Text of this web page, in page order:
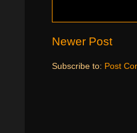
Newer Post
Subscribe to: Post